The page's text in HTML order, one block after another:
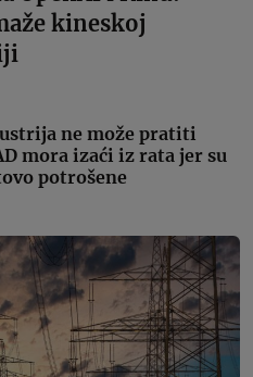
kineskoj
ne može pratiti
mora izaći iz rata jer su
potrošene